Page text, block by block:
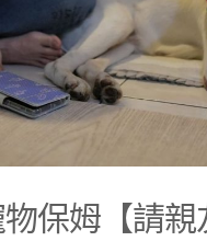
保姆【請親